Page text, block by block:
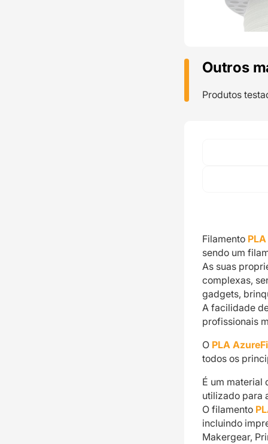
Outros
Produtos
Filamento
sendo um
As suas
complexas,
gadgets,
A facilidade
profissionais
O PLA
todos os
É um material
utilizado para
O filamento
incluindo
Makergear,